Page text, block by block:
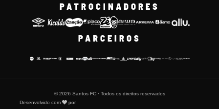
PATROCINADORES
PARCEIROS
© 2026 Santos FC · Todos os direitos reservados
Desenvolvido com
por